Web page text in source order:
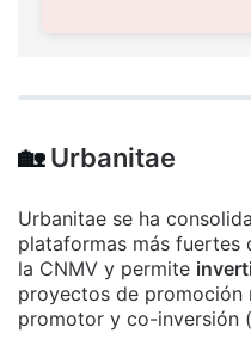
🏡Urbanitae
Urbanitae se ha
plataformas más fuertes
la CNMV y permite
proyectos de promoción
promotor y co-inversión (